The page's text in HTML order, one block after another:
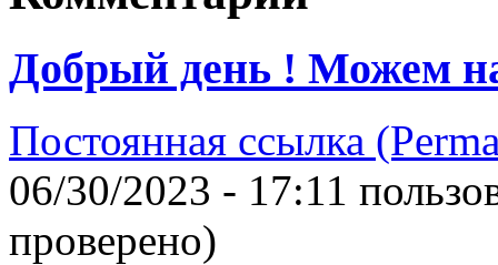
Добрый день ! Можем
Постоянная ссылка
06/30/2023 - 17:11
проверено)